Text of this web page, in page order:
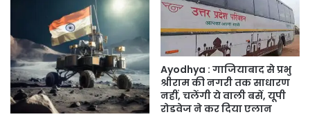
Ayodhya : गाजियाबाद से प्रभु
श्रीराम की नगरी तक साधारण
नहीं, चलेंगी ये वाली बसें, यूपी
रोडवेज ने कर दिया एलान